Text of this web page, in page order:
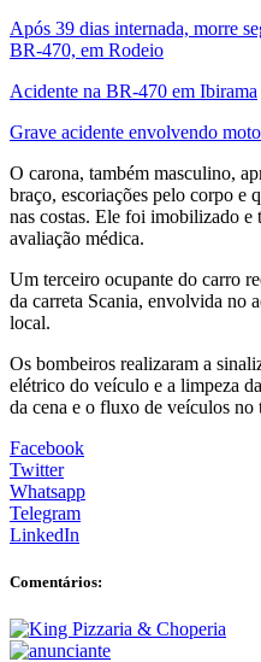
Após 39 dias internada, morre
BR-470, em Rodeio
Acidente na BR-470 em Ibirama
Grave acidente envolvendo
O carona, também masculino,
braço, escoriações pelo corpo e
nas costas. Ele foi imobilizado e
avaliação médica.
Um terceiro ocupante do carro
da carreta Scania, envolvida no
local.
Os bombeiros realizaram a
elétrico do veículo e a limpeza
da cena e o fluxo de veículos no
Facebook
Twitter
Whatsapp
Telegram
LinkedIn
Comentários: